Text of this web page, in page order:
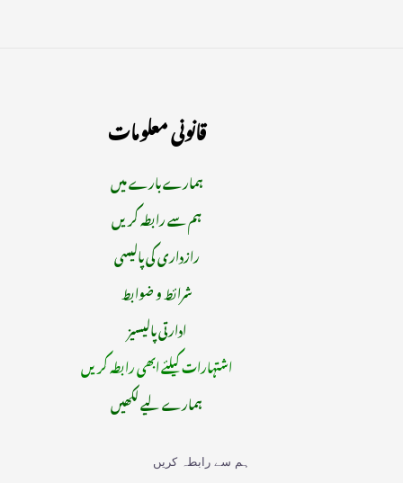
قانونی معلومات
ہمارے بارے میں
ہم سے رابطہ کریں
رازداری کی پالیسی
شرائط و ضوابط
ادارتی پالیسیز
اشتہارات کیلئے ابھی رابطہ کریں
ہمارے لیے لکھیں
ہم سے رابطہ کریں